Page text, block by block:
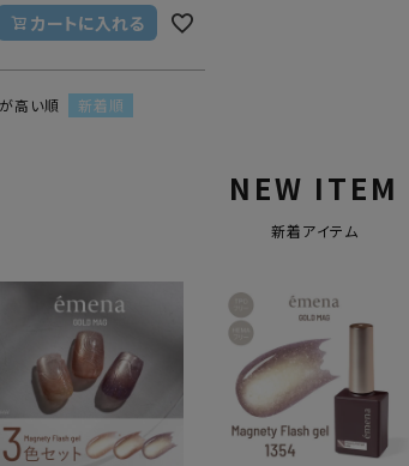
カートに入れる
高い順 新着順
NEW ITEM
新着アイテム